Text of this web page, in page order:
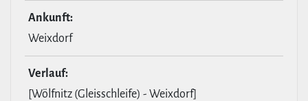
Ankunft:
Weixdorf
Verlauf:
[Wölfnitz (Gleisschleife) - Weixdorf]